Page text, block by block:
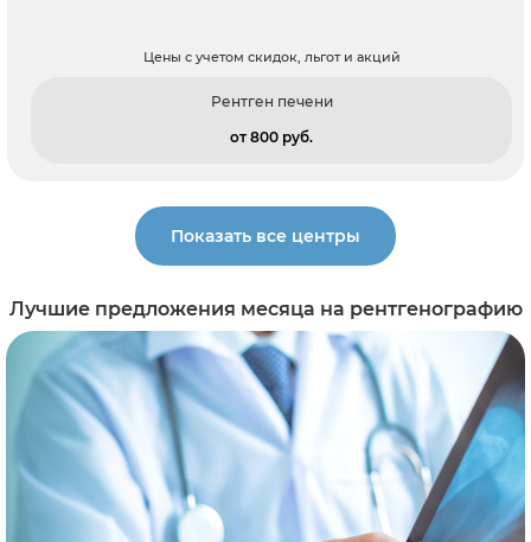
Цены с учетом скидок, льгот и акций
Рентген печени
от 800 pуб.
Показать все центры
Лучшие предложения месяца на рентгенографию